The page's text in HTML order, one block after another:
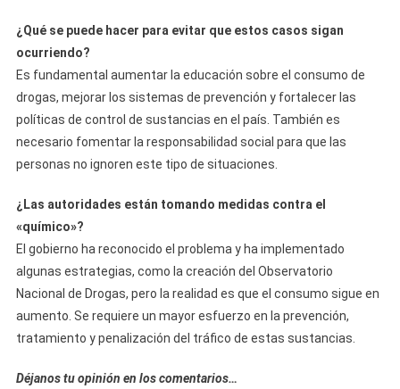
¿Qué se puede hacer para evitar que estos casos sigan
ocurriendo?
Es fundamental aumentar la educación sobre el consumo de
drogas, mejorar los sistemas de prevención y fortalecer las
políticas de control de sustancias en el país. También es
necesario fomentar la responsabilidad social para que las
personas no ignoren este tipo de situaciones.
¿Las autoridades están tomando medidas contra el
«químico»?
El gobierno ha reconocido el problema y ha implementado
algunas estrategias, como la creación del Observatorio
Nacional de Drogas, pero la realidad es que el consumo sigue en
aumento. Se requiere un mayor esfuerzo en la prevención,
tratamiento y penalización del tráfico de estas sustancias.
Déjanos tu opinión en los comentarios…